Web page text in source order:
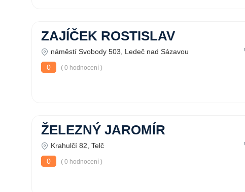
ZAJÍČEK ROSTISLAV
náměstí Svobody 503, Ledeč nad Sázavou
0
( 0 hodnocení )
ŽELEZNÝ JAROMÍR
Krahulčí 82, Telč
0
( 0 hodnocení )